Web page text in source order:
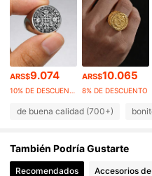
4,85 3.9K
3.9K
4,85 3.9K
4,85 3.9K
3.9K
ARS$9.074
10% DE DESCUENTO
ARS$10.065
8% DE DESCUENTO
de buena calidad (700+)
También Podría Gustarte
Recomendados Accesorios